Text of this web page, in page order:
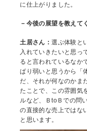
に仕上がりました。
－今後の展望を教えて
土居さん：選ぶ体験と
入れていきたいと思っ
ると言われているなか
ぱり弱いと思うから「
だ、それが何なのかま
たことで、この雰囲気
ルなど、ＢtoＢでの問
の直接的な売上ではな
と思います。